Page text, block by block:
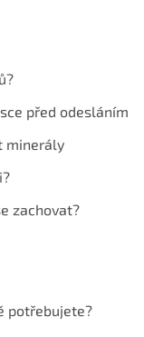
před odesláním
minerály
zachovat?
potřebujete?